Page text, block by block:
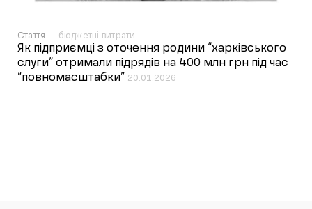
Стаття бюджетні витрати
Як підприємці з оточення родини “харківського
слуги” отримали підрядів на 400 млн грн під час
“повномасштабки” 20.01.2026